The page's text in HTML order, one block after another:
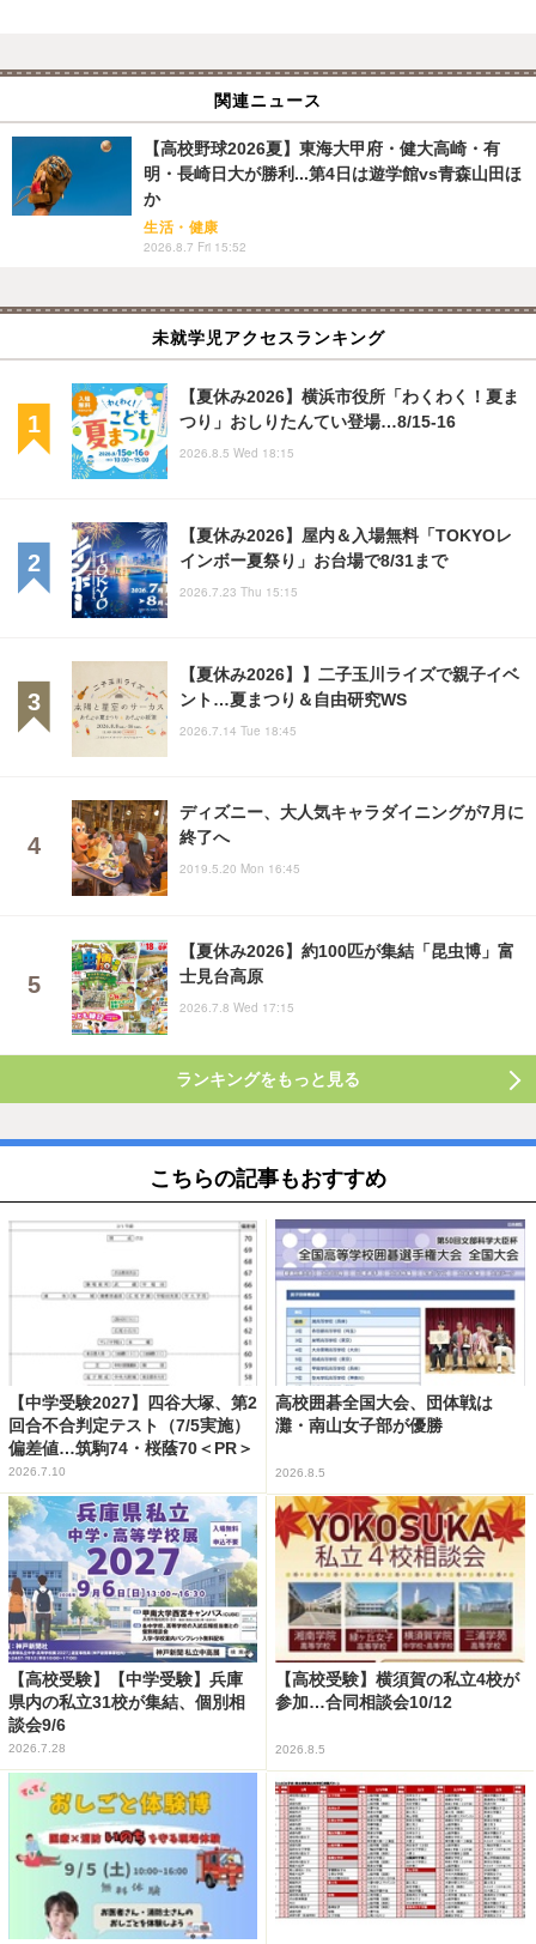
関連ニュース
【高校野球2026夏】東海大甲府・健大高崎・有
明・長崎日大が勝利...第4日は遊学館vs青森山田ほ
か
生活・健康
2026.8.7 Fri 15:52
未就学児アクセスランキング
【夏休み2026】横浜市役所「わくわく！夏ま
つり」おしりたんてい登場…8/15-16
2026.8.5 Wed 18:15
【夏休み2026】屋内＆入場無料「TOKYOレ
インボー夏祭り」お台場で8/31まで
2026.7.23 Thu 15:15
【夏休み2026】】二子玉川ライズで親子イベ
ント…夏まつり＆自由研究WS
2026.7.14 Tue 18:45
ディズニー、大人気キャラダイニングが7月に
終了へ
2019.5.20 Mon 16:45
【夏休み2026】約100匹が集結「昆虫博」富
士見台高原
2026.7.8 Wed 17:15
ランキングをもっと見る
こちらの記事もおすすめ
【中学受験2027】四谷大塚、第2
回合不合判定テスト（7/5実施）
偏差値…筑駒74・桜蔭70＜PR＞
2026.7.10
高校囲碁全国大会、団体戦は
灘・南山女子部が優勝
2026.8.5
【高校受験】【中学受験】兵庫
県内の私立31校が集結、個別相
談会9/6
2026.7.28
【高校受験】横須賀の私立4校が
参加…合同相談会10/12
2026.8.5